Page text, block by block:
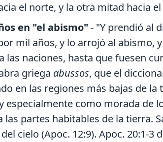
el norte, y la otra mitad hacia el
en "el abismo" - "Y prendió al
mil años, y lo arrojó al abismo,
las naciones, hasta que fuesen
griega abussos, que el
en las regiones más bajas de la
como morada de
las partes habitables de la tierra.
cielo (Apoc. 12:9). Apoc. 20:1-3